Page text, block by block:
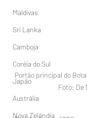
Maldivas
Sri Lanka
Camboja
Coréia do Sul
Japão
Austrália
Nova Zelândia
Portão principal do